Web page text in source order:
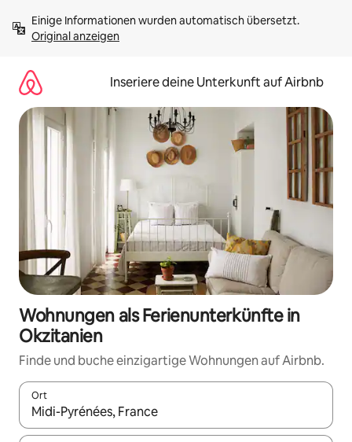
Inhalten
springenOriginal anzeigen
Inseriere deine Unterkunft auf Airbnb
Wohnungen als Ferienunterkünfte in
Okzitanien
Finde und buche einzigartige Wohnungen auf Airbnb.
Ort
Wenn Ergebnisse verfügbar sind, navigiere mit den